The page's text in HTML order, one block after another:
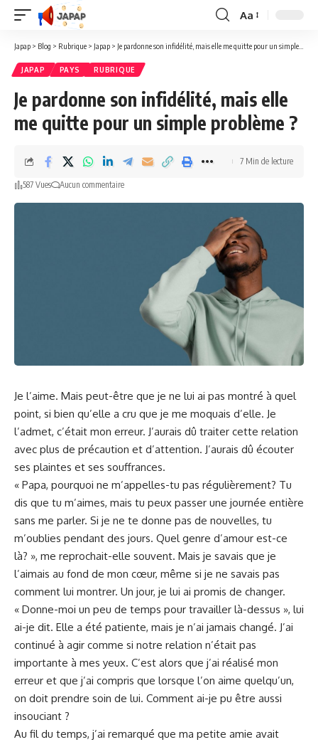
Redimensionner
la
Aa
Japap > Blog > Rubrique > Japap > Je pardonne son infidélité, mais elle me quitte pour un simple problème ?
JAPAP PAYS RUBRIQUE
Je pardonne son infidélité, mais elle
me quitte pour un simple problème ?
587 Vues Aucun commentaire
7 Min de lecture
Je ​l’aime. ‌Mais peut-être que je ne lui ai pas ‍montré à quel
point, si bien qu’elle a cru ⁣que je me moquais d’elle. Je
l’admet, ⁤c’était‍ mon erreur. J’aurais dû traiter cette relation
avec plus de précaution et ⁤d’attention. J’aurais dû écouter
ses plaintes et ses souffrances.
« Papa, pourquoi ne m’appelles-tu ​pas régulièrement? Tu
dis​ que tu m’aimes, mais tu⁣ peux ⁣passer une journée ‍entière
sans me parler.⁢ Si je ne te donne pas de nouvelles, tu
m’oublies pendant des ​jours. Quel genre⁢ d’amour est-ce
là? », me reprochait-elle souvent. ​Mais je savais⁣ que je
l’aimais au fond de⁤ mon cœur, même si​ je⁣ ne ‍savais pas‌
comment lui montrer. Un jour, je lui ai promis de changer.
« Donne-moi un peu ‍de⁣ temps pour travailler là-dessus », ⁣lui
ai-je dit.⁣ Elle a été patiente, mais je n’ai jamais changé. J’ai
‍continué à agir comme si notre relation n’était ‌pas
importante à mes yeux. C’est alors ‌que j’ai réalisé mon
erreur ​et que ⁤j’ai ⁤compris que⁤ lorsque l’on aime quelqu’un,
on​ doit prendre soin de lui. Comment ai-je pu être aussi
insouciant ?
Au fil du temps, j’ai remarqué que ma petite⁢ amie avait